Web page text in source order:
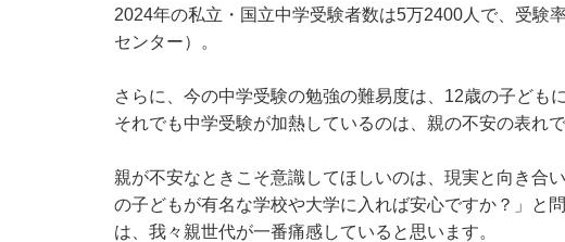
2024年の私立・国立中学受験者数は5万2400人で、受
センター）。
さらに、今の中学受験の勉強の難易度は、12歳の子ども
それでも中学受験が加熱しているのは、親の不安の表れ
親が不安なときこそ意識してほしいのは、現実と向き合
の子どもが有名な学校や大学に入れば安心ですか？」と
は、我々親世代が一番痛感していると思います。